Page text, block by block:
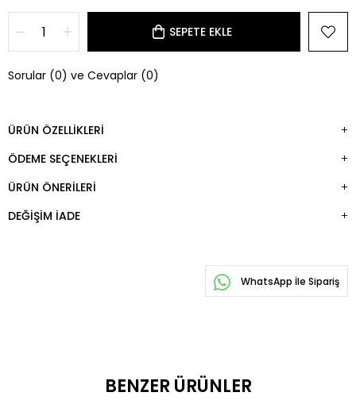
Sorular (0) ve Cevaplar (0)
ÜRÜN ÖZELLIKLERI
ÖDEME SEÇENEKLERI
ÜRÜN ÖNERILERI
DEĞIŞIM İADE
WhatsApp İle Sipariş
BENZER ÜRÜNLER